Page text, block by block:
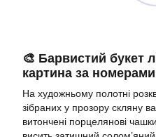
🎨 Барвистий букет
картина за
На художньому полотні
зібраних у прозору скляну
витончені порцелянові